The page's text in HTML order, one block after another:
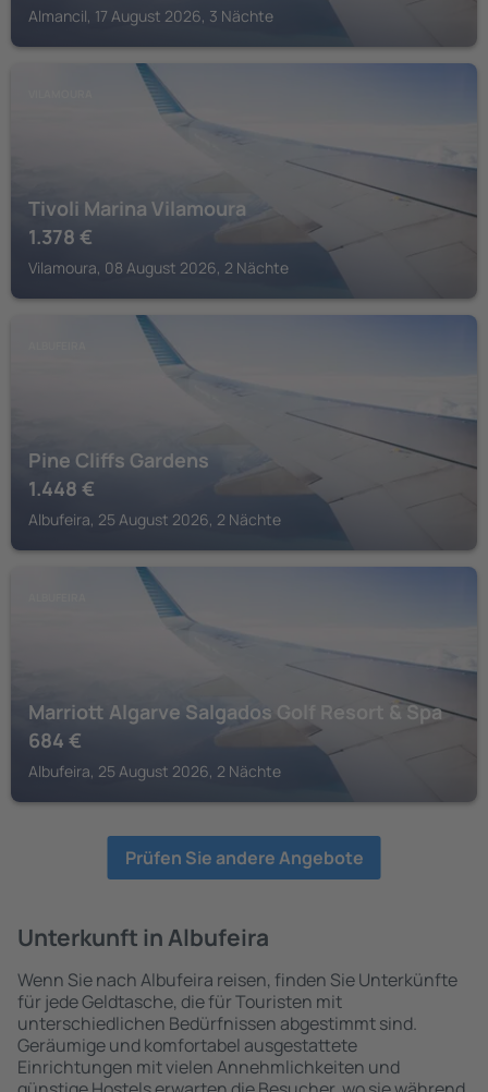
Almancil, 17 August 2026, 3 Nächte
Tivoli Marina Vilamoura
1.378 €
Vilamoura, 08 August 2026, 2 Nächte
Pine Cliffs Gardens
1.448 €
Albufeira, 25 August 2026, 2 Nächte
Marriott Algarve Salgados Golf Resort & Spa
684 €
Albufeira, 25 August 2026, 2 Nächte
Prüfen Sie andere Angebote
Unterkunft in Albufeira
Wenn Sie nach Albufeira reisen, finden Sie Unterkünfte
für jede Geldtasche, die für Touristen mit
unterschiedlichen Bedürfnissen abgestimmt sind.
Geräumige und komfortabel ausgestattete
Einrichtungen mit vielen Annehmlichkeiten und